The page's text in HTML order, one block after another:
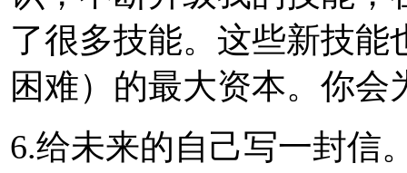
了很多技能。这些新技能
困难）的最大资本。你
6.给未来的自己写一封信